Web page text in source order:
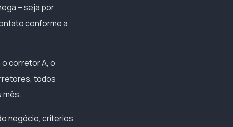
– seja por
conforme a
o corretor A, o
todos
mês.
negócio, criterios